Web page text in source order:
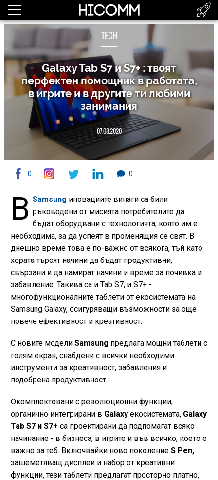
TECH
Galaxy Tab S7 и S7+ : твоят
перфектен помощник в работата,
в игрите и в другите ти любими
занимания
07.08.2020
0 0
В Samsung иновациите винаги са били
ръководени от мисията потребителите да
бъдат оборудвани с технологията, която им е
необходима, за да успеят в променящия се свят. В
днешно време това е по-важно от всякога, тъй като
хората търсят начини да бъдат продуктивни,
свързани и да намират начини и време за почивка и
забавление. Такива са и Tab S7, и S7+ -
многофункционалните таблети от екосистемата на
Samsung Galaxy, осигуряващи възможности за още
повече ефективност и креативност.
С новите модели Samsung предлага мощни таблети с
голям екран, снабдени с всички необходими
инструменти за креативност, забавления и
подобрена продуктивност.
Окомплектовани с революционни функции,
органично интегрирани в Galaxyекосистемата, Galaxy
Tab S7 и S7+ са проектирани да подпомагат всяко
начинание - в бизнеса, в игрите и във всичко, което е
важно за теб. Включвайки ново поколение S Pen,
зашеметяващ дисплей и набор от креативни
функции, тези таблети предлагат просторно платно,